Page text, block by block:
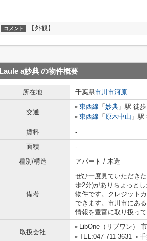
コメント 【外観】
Laule a妙典の物件概要
所在地 千葉県市川市河原
交通
東西線 「 妙典 」駅 徒
東西線 「 原木中山 」
賃料 -
面積
-
種別/構造
アパート / 木造
備考
ぜひ一度見ていただき
歩2分)がありちょっと
物件です。クレジット
できます。市川市にあ
情報を豊富に取り扱っ
取扱会社
LibOne（リブワン）
TEL:047-711-3631